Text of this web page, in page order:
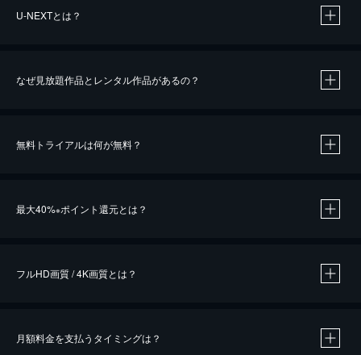
U-NEXTとは？
なぜ見放題作品とレンタル作品があるの？
無料トライアルは何が無料？
最大40%※ポイント還元とは？
※40％ポイント還元の対象は、クレジットカード決済による作品の購入 / レンタルです。
フルHD画質 / 4K画質とは？
月額料金を支払うタイミングは？